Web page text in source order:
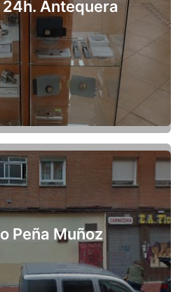
Antequera
Peña Muñoz